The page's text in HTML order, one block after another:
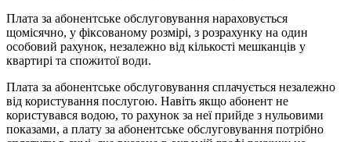
Плата за абонентське обслуговування нараховується
щомісячно, у фіксованому розмірі, з розрахунку на один
особовий рахунок, незалежно від кількості мешканців у
квартирі та спожитої води.
Плата за абонентське обслуговування сплачується незалежно
від користування послугою. Навіть якщо абонент не
користувався водою, то рахунок за неї прийде з нульовими
показами, а плату за абонентське обслуговування потрібно